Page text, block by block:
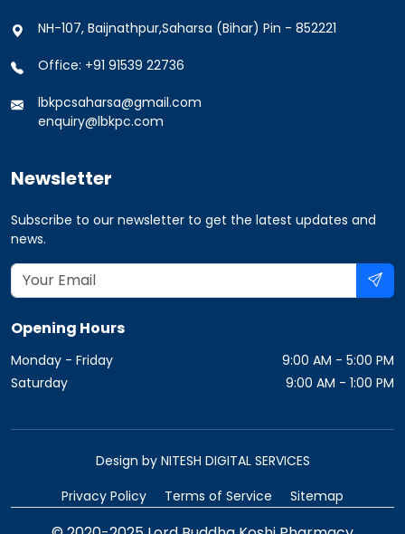
NH-107, Baijnathpur,Saharsa (Bihar) Pin - 852221
Office: +91 91539 22736
lbkpcsaharsa@gmail.com
enquiry@lbkpc.com
Newsletter
Subscribe to our newsletter to get the latest updates and
news.
Opening Hours
Monday - Friday
9:00 AM - 5:00 PM
Saturday
9:00 AM - 1:00 PM
Design by NITESH DIGITAL SERVICES
Privacy Policy
Terms of Service Sitemap